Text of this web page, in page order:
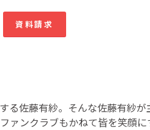
資料請求
のコミュニティ
る佐藤有紗。そんな佐藤有紗
ァンクラブもかねて皆を笑顔